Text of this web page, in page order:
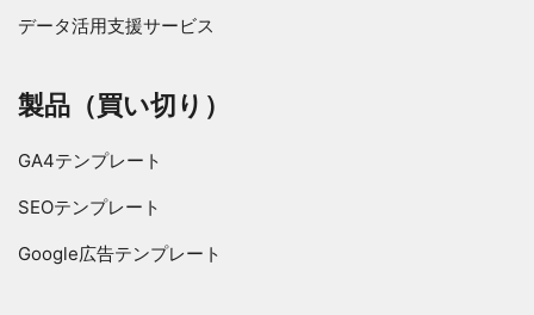
データ活用支援サービス
製品（買い切り）
GA4テンプレート
SEOテンプレート
Google広告テンプレート